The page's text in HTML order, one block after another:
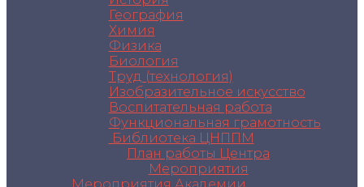
География
Химия
Физика
Биология
Труд (технология)
Изобразительное искусство
Воспитательная работа
Функциональная грамотность
Библиотека ЦНППМ
План работы Центра
Мероприятия